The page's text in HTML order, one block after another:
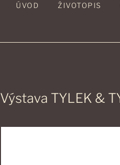
ÚVOD ŽIVOTOPIS
Výstava TYLEK &